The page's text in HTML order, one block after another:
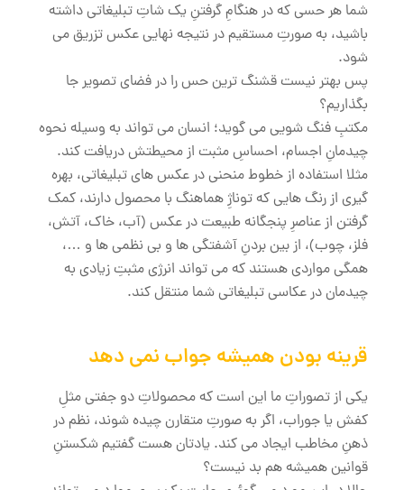
شما هر حسی که در هنگامِ گرفتنِ یک شاتِ تبلیغاتی داشته
باشید، به صورتِ مستقیم در نتیجه نهایی عکس تزریق می
شود.
پس بهتر نیست قشنگ ترین حس را در فضای تصویر جا
بگذاریم؟
مکتبِ فنگ شویی می گوید؛ انسان می تواند به وسیله نحوه
چیدمانِ اجسام، احساسِ مثبت از محیطتش دریافت کند.
مثلا استفاده از خطوط منحنی در عکس های تبلیغاتی، بهره
گیری از رنگ هایی که توناژِ هماهنگ با محصول دارند، کمک
گرفتن از عناصرِ پنجگانه طبیعت در عکس (آب، خاک، آتش،
فلز، چوب)، از بین بردنِ آشفتگی ها و بی نظمی ها و …،
همگی مواردی هستند که می تواند انرژی مثبتِ زیادی به
چیدمان در عکاسی تبلیغاتی شما منتقل کند.
قرینه بودن همیشه جواب نمی دهد
یکی از تصوراتِ ما این است که محصولاتِ دو جفتی مثلِ
کفش یا جوراب، اگر به صورتِ متقارن چیده شوند، نظم در
ذهنِ مخاطب ایجاد می کند. یادتان هست گفتیم شکستنِ
قوانین همیشه هم بد نیست؟